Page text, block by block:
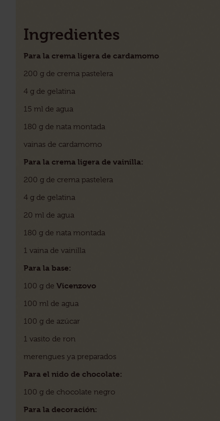
Ingredientes
Para la crema ligera de cardamomo
200 g de crema pastelera
4 g de gelatina
15 ml de agua
180 g de nata montada
vainas de cardamomo
Para la crema ligera de vainilla:
200 g de crema pastelera
4 g de gelatina
20 ml de agua
180 g de nata montada
1 vaina de vainilla
Para la base:
100 g de Vicenzovo
100 ml de agua
100 g de azúcar
1 vasito de ron
merengues ya preparados
Para el nido de chocolate:
100 g de chocolate negro
Para la decoración: